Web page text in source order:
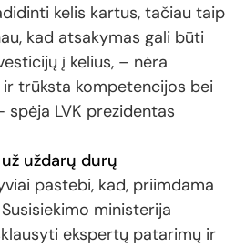
kelis kartus, tačiau taip
kad atsakymas gali būti
į kelius, – nėra
trūksta kompetencijos bei
spėja LVK prezidentas
uždarų durų
pastebi, kad, priimdama
ministerija
ekspertų patarimų ir